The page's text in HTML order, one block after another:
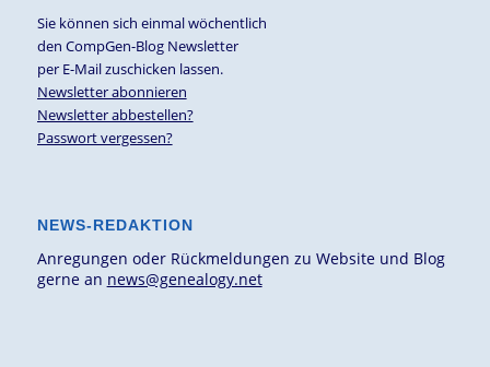
Sie können sich einmal wöchentlich
den CompGen-Blog Newsletter
per E-Mail zuschicken lassen.
Newsletter abonnieren
Newsletter abbestellen?
Passwort vergessen?
NEWS-REDAKTION
Anregungen oder Rückmeldungen zu Website und Blog
gerne an news@genealogy.net